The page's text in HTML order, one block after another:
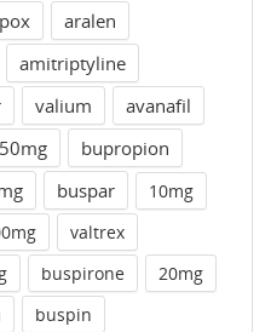
aralen
amitriptyline
valium
avanafil
bupropion
buspar
10mg
valtrex
buspirone
20mg
buspin